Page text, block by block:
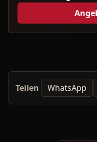
Teilen WhatsApp